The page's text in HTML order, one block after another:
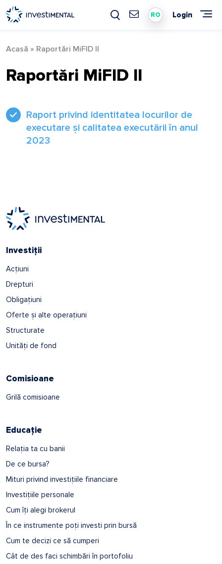
Skip
to
content
RO Login
Acasă » Raportări MiFID II
Raportări MiFID II
Raport privind identitatea locurilor de
executare și calitatea executării în anul
2023
Investiții
Acțiuni
Drepturi
Obligațiuni
Oferte și alte operațiuni
Structurate
Unități de fond
Comisioane
Grilă comisioane
Educație
Relația ta cu banii
De ce bursa?
Mituri privind investițiile financiare
Investițiile personale
Cum îți alegi brokerul
În ce instrumente poți investi prin bursă
Cum te decizi ce să cumperi
Cât de des faci schimbări în portofoliu